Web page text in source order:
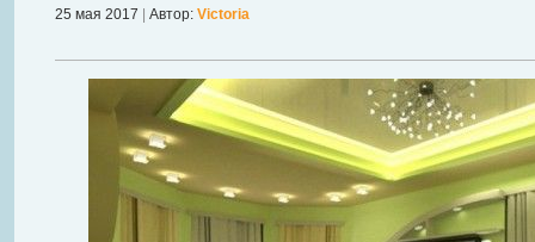
25 мая 2017 Автор: Victoria